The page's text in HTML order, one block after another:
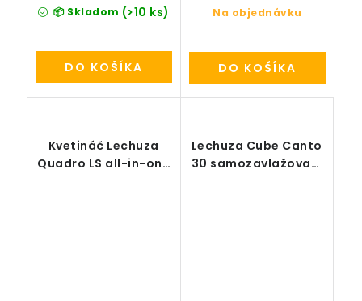
📦 Skladom (>10 ks)
DO KOŠÍKA
Na objednávku
DO KOŠÍKA
Kvetináč Lechuza
Quadro LS all-in-one
Lechuza Cube Canto
30 samozavlažovací